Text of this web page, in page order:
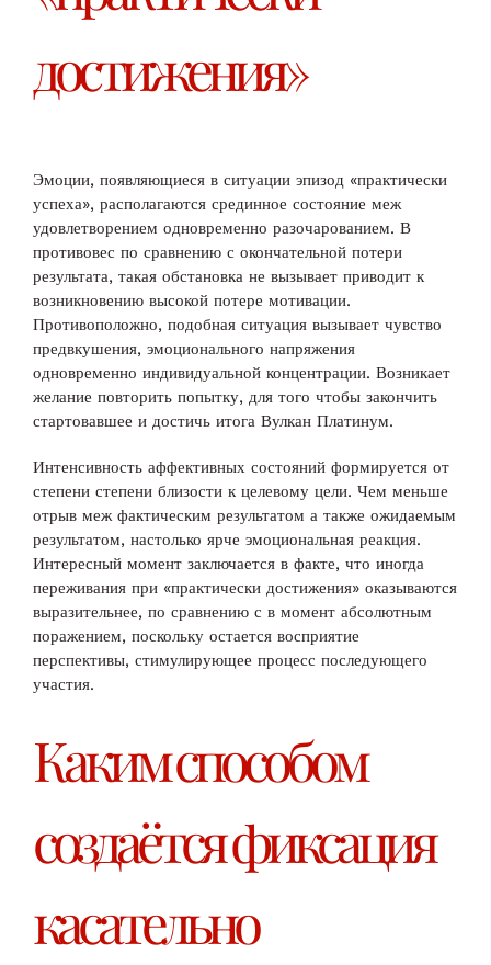
достижения»
Эмоции, появляющиеся в ситуации эпизод «практически
успеха», располагаются срединное состояние меж
удовлетворением одновременно разочарованием. В
противовес по сравнению с окончательной потери
результата, такая обстановка не вызывает приводит к
возникновению высокой потере мотивации.
Противоположно, подобная ситуация вызывает чувство
предвкушения, эмоционального напряжения
одновременно индивидуальной концентрации. Возникает
желание повторить попытку, для того чтобы закончить
стартовавшее и достичь итога Вулкан Платинум.
Интенсивность аффективных состояний формируется от
степени степени близости к целевому цели. Чем меньше
отрыв меж фактическим результатом а также ожидаемым
результатом, настолько ярче эмоциональная реакция.
Интересный момент заключается в факте, что иногда
переживания при «практически достижения» оказываются
выразительнее, по сравнению с в момент абсолютным
поражением, поскольку остается восприятие
перспективы, стимулирующее процесс последующего
участия.
Каким способом
создаётся фиксация
касательно